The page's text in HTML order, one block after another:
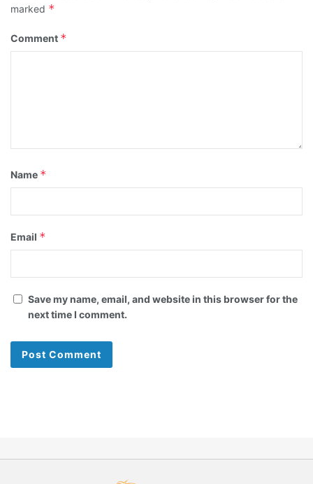
marked *
Comment *
Name *
Email *
Save my name, email, and website in this browser for the
next time I comment.